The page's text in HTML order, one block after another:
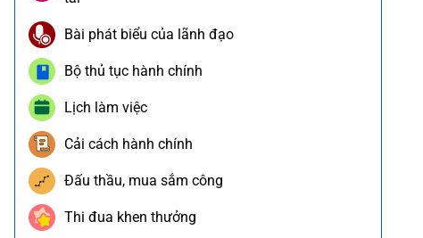
Bài phát biểu của lãnh đạo
Bộ thủ tục hành chính
Lịch làm việc
Cải cách hành chính
Đấu thầu, mua sắm công
Thi đua khen thưởng